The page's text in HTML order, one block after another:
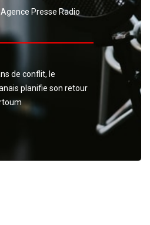
Presse Radio
de conflit, le
planifie son retour